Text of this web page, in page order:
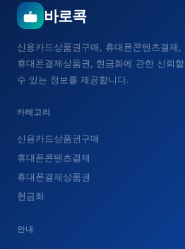
바로콕
신용카드상품권구매, 휴대폰콘텐츠결제,
휴대폰결제상품권, 현금화에 관한 신뢰할
수 있는 정보를 제공합니다.
카테고리
신용카드상품권구매
휴대폰콘텐츠결제
휴대폰결제상품권
현금화
안내